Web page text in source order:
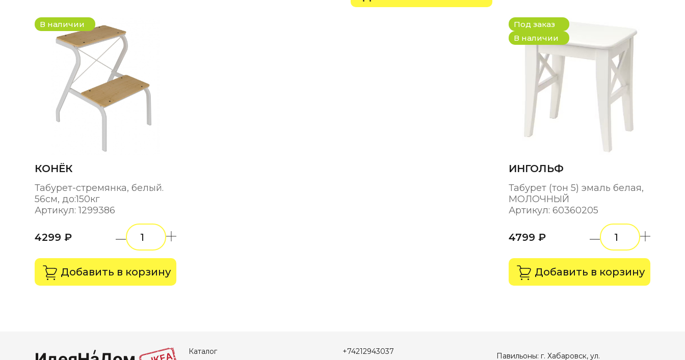
В наличии
КОНЁК
Табурет-стремянка, белый.
56см, до:150кг
Артикул: 1299386
4299 ₽
Добавить в корзину
Под заказ
В наличии
ИНГОЛЬФ
Табурет (тон 5) эмаль белая,
МОЛОЧНЫЙ
Артикул: 60360205
4799 ₽
Добавить в корзину
Каталог +74212943037 Павильоны: г. Хабаровск, ул.